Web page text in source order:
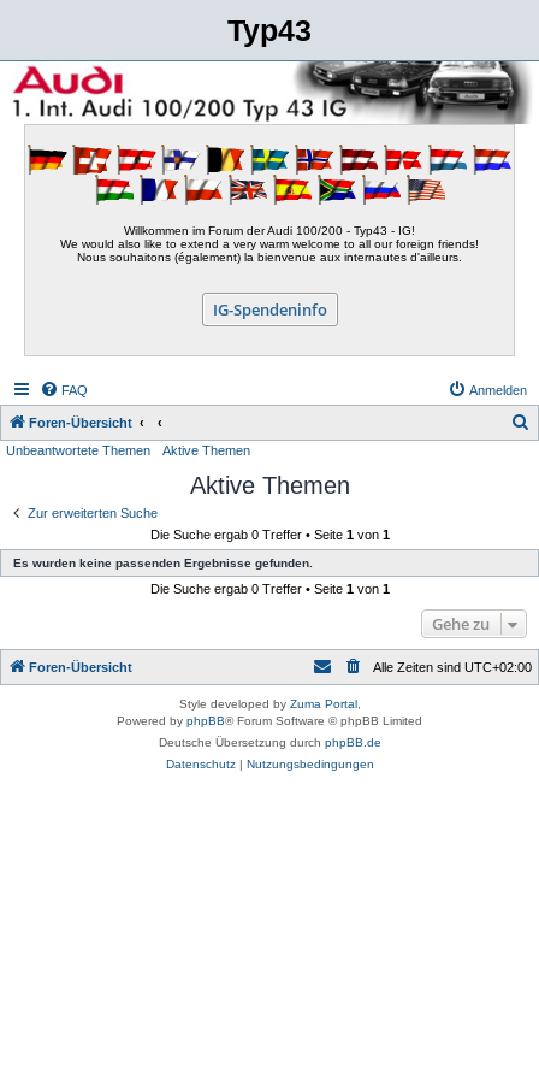
Typ43
Willkommen im Forum der Audi 100/200 - Typ43 - IG!
We would also like to extend a very warm welcome to all our foreign friends!
Nous souhaitons (également) la bienvenue aux internautes d'ailleurs.
IG-Spendeninfo
FAQ Anmelden
Foren-Übersicht
Unbeantwortete Themen Aktive Themen
Aktive Themen
Zur erweiterten Suche
Die Suche ergab 0 Treffer • Seite 1von 1
Es wurden keine passenden Ergebnisse gefunden.
Die Suche ergab 0 Treffer • Seite 1von 1
Gehe zu
Foren-Übersicht Alle Zeiten sind UTC+02:00
Style developed by Zuma Portal ,
Powered by phpBB® Forum Software © phpBB Limited
Deutsche Übersetzung durch phpBB.de
Datenschutz| Nutzungsbedingungen